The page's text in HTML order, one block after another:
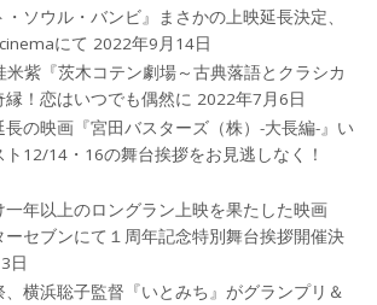
ソウル・バンビ』まさかの上映延長決定、
にて 2022年9月14日
紫『茨木コテン劇場～古典落語とクラシカ
！恋はいつでも偶然に 2022年7月6日
の映画『宮田バスターズ（株）-大長編-』い
12/14・16の舞台挨拶をお見逃しなく！
⼀年以上のロングラン上映を果たした映画
ーセブンにて１周年記念特別舞台挨拶開催決
日
横浜聡子監督『いとみち』がグランプリ＆